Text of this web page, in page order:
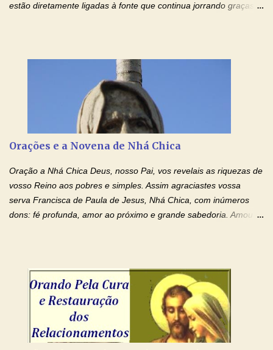
estão diretamente ligadas à fonte que continua jorrando graças
ensanguentadas, chagadas e abertas, sobre mim, neste
momento. Sinto-me completamente sem forças para prosseguir,
carregando as minhas cruzes. Preciso que a força e o poder de
Tuas Mãos, que suportaram a mais profunda dor ao serem
pregadas na Cruz, reergam-me e curem-me agora. Jesus, não
amo. Nós precisamos desesperadamente de cura física e
espiritual, através do toque consolador de tuas Mãos
ensanguentadas e infinitamente poderosas. Eu reconheço,
apesar de toda a minha limitação e da infinidade dos meus ...
Orações e a Novena de Nhá Chica
Oração a Nhá Chica Deus, nosso Pai, vos revelais as riquezas de
vosso Reino aos pobres e simples. Assim agraciastes vossa
serva Francisca de Paula de Jesus, Nhá Chica, com inúmeros
dons: fé profunda, amor ao próximo e grande sabedoria. Amou a
Senhor Jesus Cristo, vosso Filho, na unidade do Espírito Santo.
Amém. Novena a Nhá Chica (Oração para obter os favores
celestiais através da intercessão da Serva de Deus Nhá Chica)
(Rezar durante nove dias seguidos ou intercalados) Nhá Chica,
recorro a vós como intercessora entre a Bondade Divina e as